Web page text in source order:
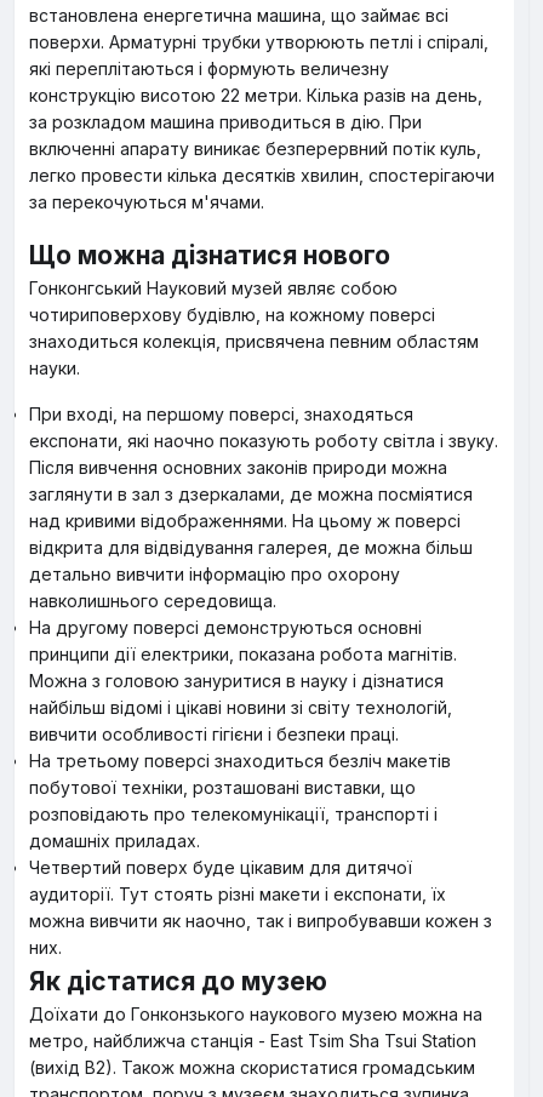
встановлена енергетична машина, що займає всі
поверхи. Арматурні трубки утворюють петлі і спіралі,
які переплітаються і формують величезну
конструкцію висотою 22 метри. Кілька разів на день,
за розкладом машина приводиться в дію. При
включенні апарату виникає безперервний потік куль,
легко провести кілька десятків хвилин, спостерігаючи
за перекочуються м'ячами.
Що можна дізнатися нового
Гонконгський Науковий музей являє собою
чотириповерхову будівлю, на кожному поверсі
знаходиться колекція, присвячена певним областям
науки.
При вході, на першому поверсі, знаходяться
експонати, які наочно показують роботу світла і звуку.
Після вивчення основних законів природи можна
заглянути в зал з дзеркалами, де можна посміятися
над кривими відображеннями. На цьому ж поверсі
відкрита для відвідування галерея, де можна більш
детально вивчити інформацію про охорону
навколишнього середовища.
На другому поверсі демонструються основні
принципи дії електрики, показана робота магнітів.
Можна з головою зануритися в науку і дізнатися
найбільш відомі і цікаві новини зі світу технологій,
вивчити особливості гігієни і безпеки праці.
На третьому поверсі знаходиться безліч макетів
побутової техніки, розташовані виставки, що
розповідають про телекомунікації, транспорті і
домашніх приладах.
Четвертий поверх буде цікавим для дитячої
аудиторії. Тут стоять різні макети і експонати, їх
можна вивчити як наочно, так і випробувавши кожен з
них.
Як дістатися до музею
Доїхати до Гонконзького наукового музею можна на
метро, найближча станція - East Tsim Sha Tsui Station
(вихід B2). Також можна скористатися громадським